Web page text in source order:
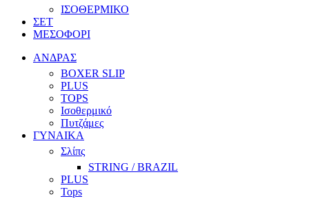
ΙΣΟΘΕΡΜΙΚΟ
ΣΕΤ
ΜΕΣΟΦΟΡΙ
ΑΝΔΡΑΣ
BOXER SLIP
PLUS
TOPS
Ισοθερμικό
Πυτζάμες
ΓΥΝΑΙΚΑ
Σλίπς
STRING / BRAZIL
PLUS
Tops